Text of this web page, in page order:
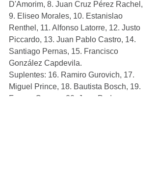
D'Amorim, 8. Juan Cruz Pérez Rachel,
9. Eliseo Morales, 10. Estanislao
Renthel, 11. Alfonso Latorre, 12. Justo
Piccardo, 13. Juan Pablo Castro, 14.
Santiago Pernas, 15. Francisco
González Capdevila.
Suplentes: 16. Ramiro Gurovich, 17.
Miguel Prince, 18. Bautista Bosch, 19.
Franco Carrera, 20. Juan Pedro